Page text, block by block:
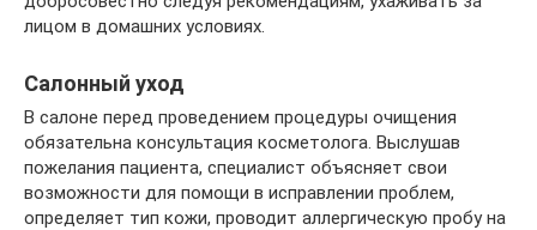
лицом в домашних условиях.
Салонный уход
В салоне перед проведением процедуры очищения
обязательна консультация косметолога. Выслушав
пожелания пациента, специалист объясняет свои
возможности для помощи в исправлении проблем,
определяет тип кожи, проводит аллергическую пробу на